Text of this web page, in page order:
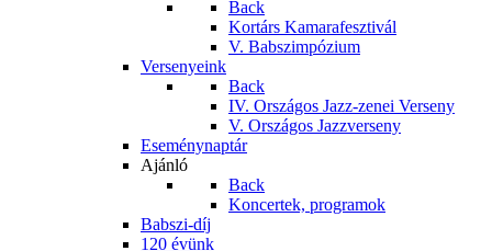
Back
Kortárs Kamarafesztivál
V. Babszimpózium
Versenyeink
Back
IV. Országos Jazz-zenei Verseny
V. Országos Jazzverseny
Eseménynaptár
Ajánló
Back
Koncertek, programok
Babszi-díj
120 évünk